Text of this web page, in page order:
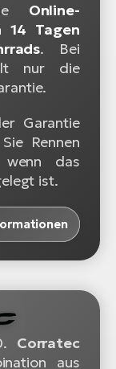
Online-
14 Tagen
. Bei
nur die
Garantie
Rennen
wenn das
ist.
Corratec
aus